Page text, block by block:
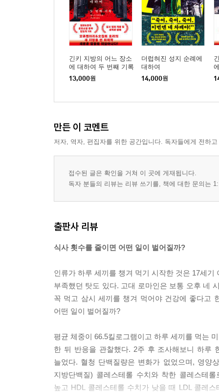
긴키 지방의 어느 장소
에 대하여 두 번째 기록
13,000원
더럽혀진 성지 순례에
대하여
14,000원
만든 이 코멘트
저자, 역자, 편집자를 위한 공간입니다. 독자들에게 전하
접수된 글은 확인을 거쳐 이 곳에 게재됩니다.
독자 분들의 리뷰는 리뷰 쓰기를, 책에 대한 문의는
출판사 리뷰
식사 횟수를 줄이면 어떤 일이 벌어질까?
인류가 하루 세끼를 챙겨 먹기 시작한 것은 17세
부족했던 탓도 있다. 고대 로마인은 보통 오후 네
꼭 먹고 삼시 세끼를 챙겨 먹어야 건강에 좋다고
어떤 일이 벌어질까?
평균 체중이 66.5킬로그램이고 하루 세끼를 먹는
한 뒤 반응을 관찰했다. 2주 후 조사해보니 하루
늘었다. 혈청 단백질량은 변화가 없었으며, 영양
지방단백질) 콜레스테롤 수치와 착한 콜레스테
높고 HDL 콜레스테롤 수치가 낮을 때 LDL 콜레